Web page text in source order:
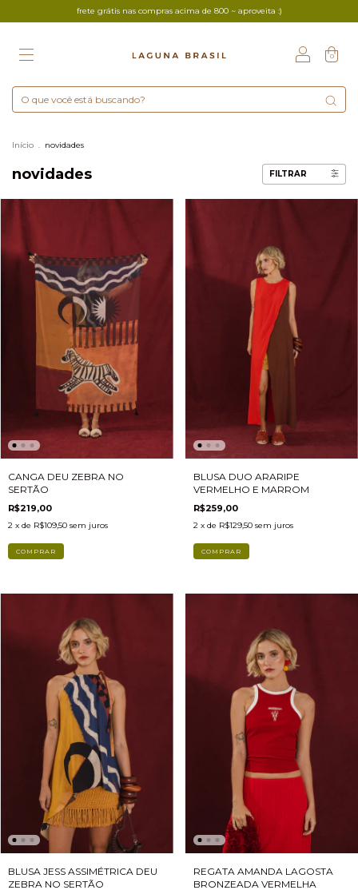
frete grátis nas compras acima de 800 ~ aproveita :)
0
Início . novidades
novidades FILTRAR
CANGA DEU ZEBRA NO
SERTÃO
R$219,00
2 x de R$109,50 sem juros
BLUSA DUO ARARIPE
VERMELHO E MARROM
R$259,00
2 x de R$129,50 sem juros
COMPRAR
BLUSA JESS ASSIMÉTRICA DEU
ZEBRA NO SERTÃO
REGATA AMANDA LAGOSTA
BRONZEADA VERMELHA